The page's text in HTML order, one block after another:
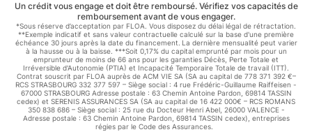
Un crédit vous engage et doit être remboursé. Vérifiez vos capacités de
remboursement avant de vous engager.
*Sous réserve d’acceptation par FLOA. Vous disposez du délai légal de rétractation.
**Exemple indicatif et sans valeur contractuelle calculé sur la base d'une première
échéance 30 jours après la date du financement. La dernière mensualité peut varier
à la hausse ou à la baisse. ***Soit 0,17% du capital emprunté par mois pour un
emprunteur de moins de 66 ans pour les garanties Décès, Perte Totale et
Irréversible d'Autonomie (PTIA) et Incapacité Temporaire Totale de travail (ITT).
Contrat souscrit par FLOA auprès de ACM VIE SA (SA au capital de 778 371 392 €–
RCS STRASBOURG 332 377 597 – Siège social : 4 rue Frédéric-Guillaume Raiffeisen -
67000 STRASBOURG Adresse postale : 63 Chemin Antoine Pardon, 69814 TASSIN
cedex) et SERENIS ASSURANCES SA (SA au capital de 16 422 000€ – RCS ROMANS
350 838 686 – Siège social : 25 rue du Docteur Henri Abel, 26000 VALENCE -
Adresse postale : 63 Chemin Antoine Pardon, 69814 TASSIN cedex), entreprises
régies par le Code des Assurances.